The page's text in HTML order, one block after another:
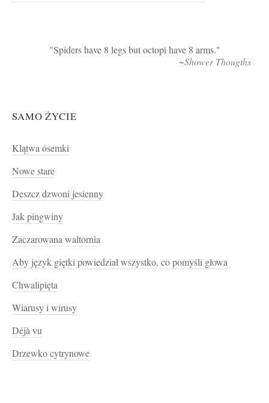
Spiders have 8 legs but octopi have 8 arms.
~Shower Thougths
SAMO ŻYCIE
Klątwa ósemki
Nowe stare
Deszcz dzwoni jesienny
Jak pingwiny
Zaczarowana waltornia
Aby język giętki powiedział wszystko, co pomyśli głowa
Chwalipięta
Wiarusy i wirusy
Déjà vu
Drzewko cytrynowe